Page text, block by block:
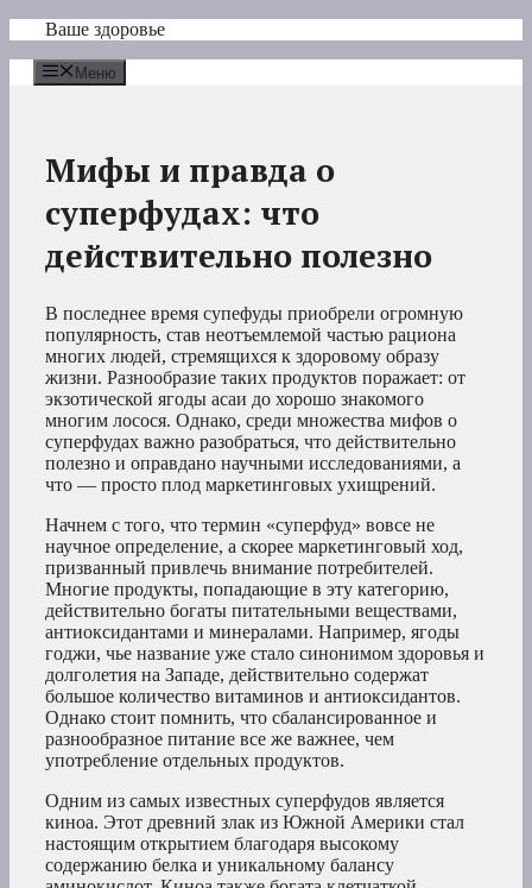
Перейти
содержимому
Ваше здоровье
Меню
Мифы и правда о
суперфудах: что
действительно полезно
В последнее время супефуды приобрели огромную
популярность, став неотъемлемой частью рациона
многих людей, стремящихся к здоровому образу
жизни. Разнообразие таких продуктов поражает: от
экзотической ягоды асаи до хорошо знакомого
многим лосося. Однако, среди множества мифов о
суперфудах важно разобраться, что действительно
полезно и оправдано научными исследованиями, а
что — просто плод маркетинговых ухищрений.
Начнем с того, что термин «суперфуд» вовсе не
научное определение, а скорее маркетинговый ход,
призванный привлечь внимание потребителей.
Многие продукты, попадающие в эту категорию,
действительно богаты питательными веществами,
антиоксидантами и минералами. Например, ягоды
годжи, чье название уже стало синонимом здоровья и
долголетия на Западе, действительно содержат
большое количество витаминов и антиоксидантов.
Однако стоит помнить, что сбалансированное и
разнообразное питание все же важнее, чем
употребление отдельных продуктов.
Одним из самых известных суперфудов является
киноа. Этот древний злак из Южной Америки стал
настоящим открытием благодаря высокому
содержанию белка и уникальному балансу